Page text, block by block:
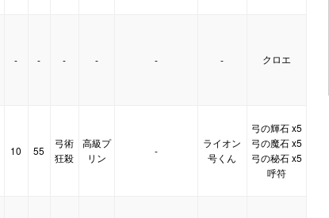
- - - - - - クロエ
10 55
弓術
狂殺
高級プ
リン
-
ライオン
号くん
弓の輝石 x5
弓の魔石 x5
弓の秘石 x5
呼符